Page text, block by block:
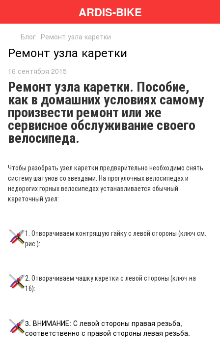
ARDIS-BIKE
Блог Ремонт узла каретки
Ремонт узла каретки
16 сентября 2015
Ремонт узла каретки. Пособие,
как в домашних условиях самому
произвести ремонт или же
сервисное обслуживание своего
велосипеда.
Чтобы разобрать узел каретки предварительно необходимо снять
систему шатунов со звездами. На прогулочных велосипедах и
недорогих горных велосипедах устанавливается обычный
кареточный узел:
1. Отворачиваем контрящую гайку с левой стороны (ключ см.
рис.):
2. Отворачиваем чашку каретки с левой стороны (ключ на
16):
3. ВНИМАНИЕ: С левой стороны правая резьба,
соответственно с правой стороны левая резьба.